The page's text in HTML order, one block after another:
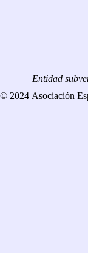
Entidad
© 2024 Asociación